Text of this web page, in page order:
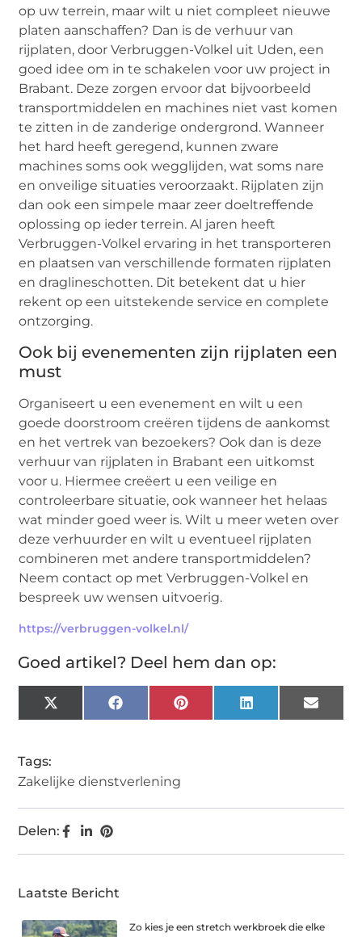
op uw terrein, maar wilt u niet compleet nieuwe
platen aanschaffen? Dan is de verhuur van
rijplaten, door Verbruggen-Volkel uit Uden, een
goed idee om in te schakelen voor uw project in
Brabant. Deze zorgen ervoor dat bijvoorbeeld
transportmiddelen en machines niet vast komen
te zitten in de zanderige ondergrond. Wanneer
het hard heeft geregend, kunnen zware
machines soms ook wegglijden, wat soms nare
en onveilige situaties veroorzaakt. Rijplaten zijn
dan ook een simpele maar zeer doeltreffende
oplossing op ieder terrein. Al jaren heeft
Verbruggen-Volkel ervaring in het transporteren
en plaatsen van verschillende formaten rijplaten
en draglineschotten. Dit betekent dat u hier
rekent op een uitstekende service en complete
ontzorging.
Ook bij evenementen zijn rijplaten een
must
Organiseert u een evenement en wilt u een
goede doorstroom creëren tijdens de aankomst
en het vertrek van bezoekers? Ook dan is deze
verhuur van rijplaten in Brabant een uitkomst
voor u. Hiermee creëert u een veilige en
controleerbare situatie, ook wanneer het helaas
wat minder goed weer is. Wilt u meer weten over
deze verhuurder en wilt u eventueel rijplaten
combineren met andere transportmiddelen?
Neem contact op met Verbruggen-Volkel en
bespreek uw wensen uitvoerig.
https://verbruggen-volkel.nl/
Goed artikel? Deel hem dan op:
X
(Twitter)
FacebookPinterest LinkedIn Email
Tags:
Zakelijke dienstverlening
Delen:
Laatste Bericht
Zo kies je een stretch werkbroek die elke